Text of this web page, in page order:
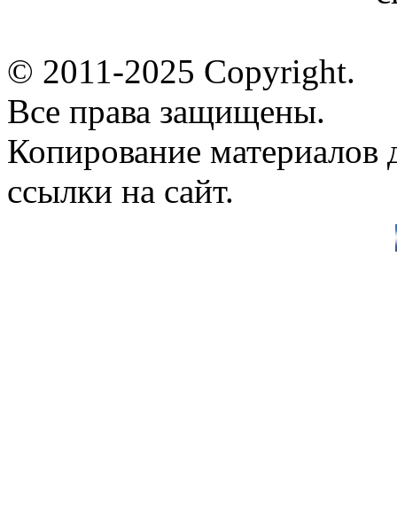
© 2011-2025 Copyright.
Все права защищены.
Копирование материалов
ссылки на сайт.